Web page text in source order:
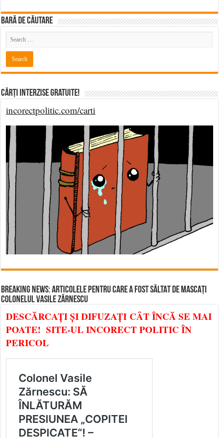
BARĂ DE CĂUTARE
Cărți Interzise Gratuite!
incorectpolitic.com/carti
BREAKING NEWS: ARTICOLELE PENTRU CARE A FOST SĂLTAT DE MASCAȚI
COLONELUL VASILE ZĂRNESCU
DESCĂRCAȚI ȘI DIFUZAȚI CÂT ÎNCĂ SE MAI
POATE! SITE-UL INCORECT POLITIC ÎN
PERICOL